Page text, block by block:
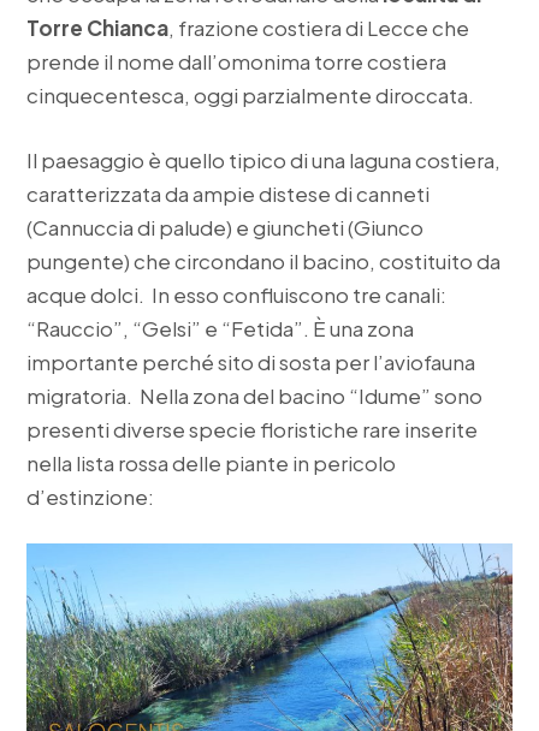
Torre Chianca, frazione costiera di Lecce che
prende il nome dall’omonima torre costiera
cinquecentesca, oggi parzialmente diroccata.
Il paesaggio è quello tipico di una laguna costiera,
caratterizzata da ampie distese di canneti
(Cannuccia di palude) e giuncheti (Giunco
pungente) che circondano il bacino, costituito da
acque dolci. In esso confluiscono tre canali:
“Rauccio”, “Gelsi” e “Fetida”. È una zona
importante perché sito di sosta per l’aviofauna
migratoria. Nella zona del bacino “Idume” sono
presenti diverse specie floristiche rare inserite
nella lista rossa delle piante in pericolo
d’estinzione: